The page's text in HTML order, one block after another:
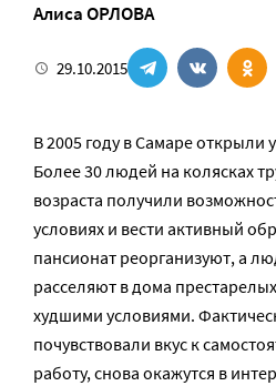
Алиса ОРЛОВА
29.10.2015
В 2005 году в Самаре открыли
Более 30 людей на колясках
возраста получили
условиях и вести активный
пансионат реорганизуют, а
расселяют в дома
худшими условиями.
почувствовали вкус к
работу, снова окажутся в